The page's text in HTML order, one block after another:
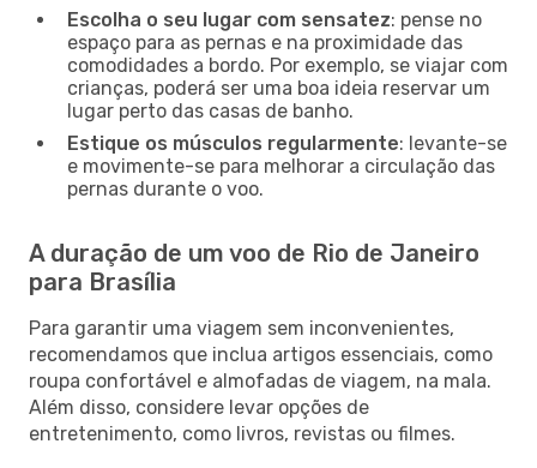
Escolha o seu lugar com sensatez: pense no
espaço para as pernas e na proximidade das
comodidades a bordo. Por exemplo, se viajar com
crianças, poderá ser uma boa ideia reservar um
lugar perto das casas de banho.
Estique os músculos regularmente: levante-se
e movimente-se para melhorar a circulação das
pernas durante o voo.
A duração de um voo de Rio de Janeiro
para Brasília
Para garantir uma viagem sem inconvenientes,
recomendamos que inclua artigos essenciais, como
roupa confortável e almofadas de viagem, na mala.
Além disso, considere levar opções de
entretenimento, como livros, revistas ou filmes.